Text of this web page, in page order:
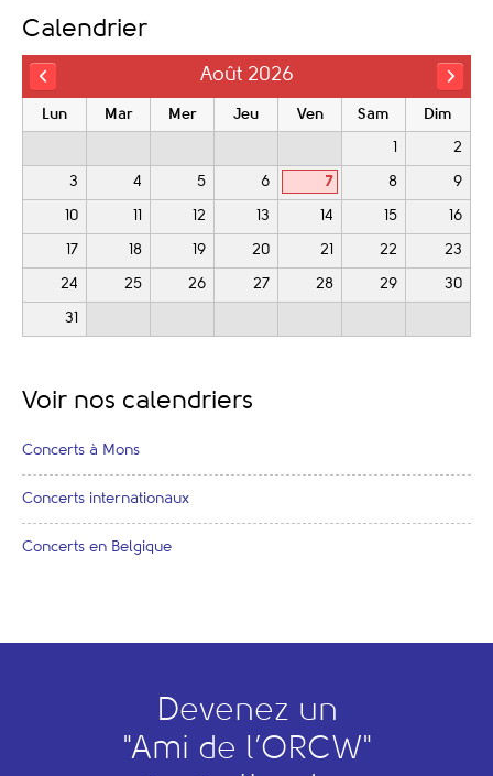
Calendrier
Août 2026
Lun Mar Mer Jeu Ven Sam Dim
1 2
3 4 5 6 7 8 9
10 11 12 13 14 15 16
17 18 19 20 21 22 23
24 25 26 27 28 29 30
31
Voir nos calendriers
Concerts à Mons
Concerts internationaux
Concerts en Belgique
Devenez un
"Ami de l’ORCW"